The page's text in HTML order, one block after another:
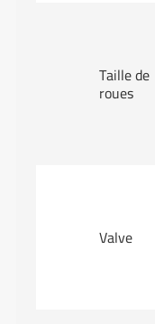
Taille de
roues
Valve